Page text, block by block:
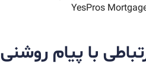
YesPros
با پیام روشنی